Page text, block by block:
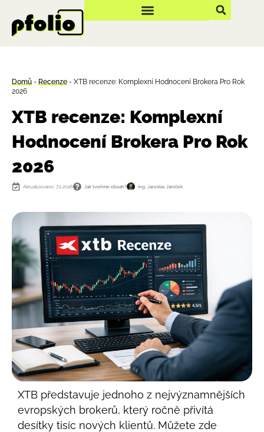
Domů - Recenze - XTB recenze: Komplexní Hodnocení Brokera Pro Rok
2026
XTB recenze: Komplexní
Hodnocení Brokera Pro Rok
2026
Aktualizováno: 7.2.2026 Jak tvoříme obsah? Ing. Jaroslav Janíček
XTB představuje jednoho z nejvýznamnějších
evropských brokerů, který ročně přivítá
desítky tisíc nových klientů. Můžete zde